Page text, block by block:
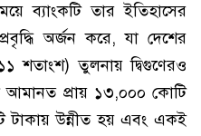
ব্যাংকটি তার ইতিহাসের
অর্জন করে, যা দেশের
শতাংশ) তুলনায় দ্বিগুণেরও
আমানত প্রায় ১৩,০০০ কোটি
টাকায় উন্নীত হয় এবং একই